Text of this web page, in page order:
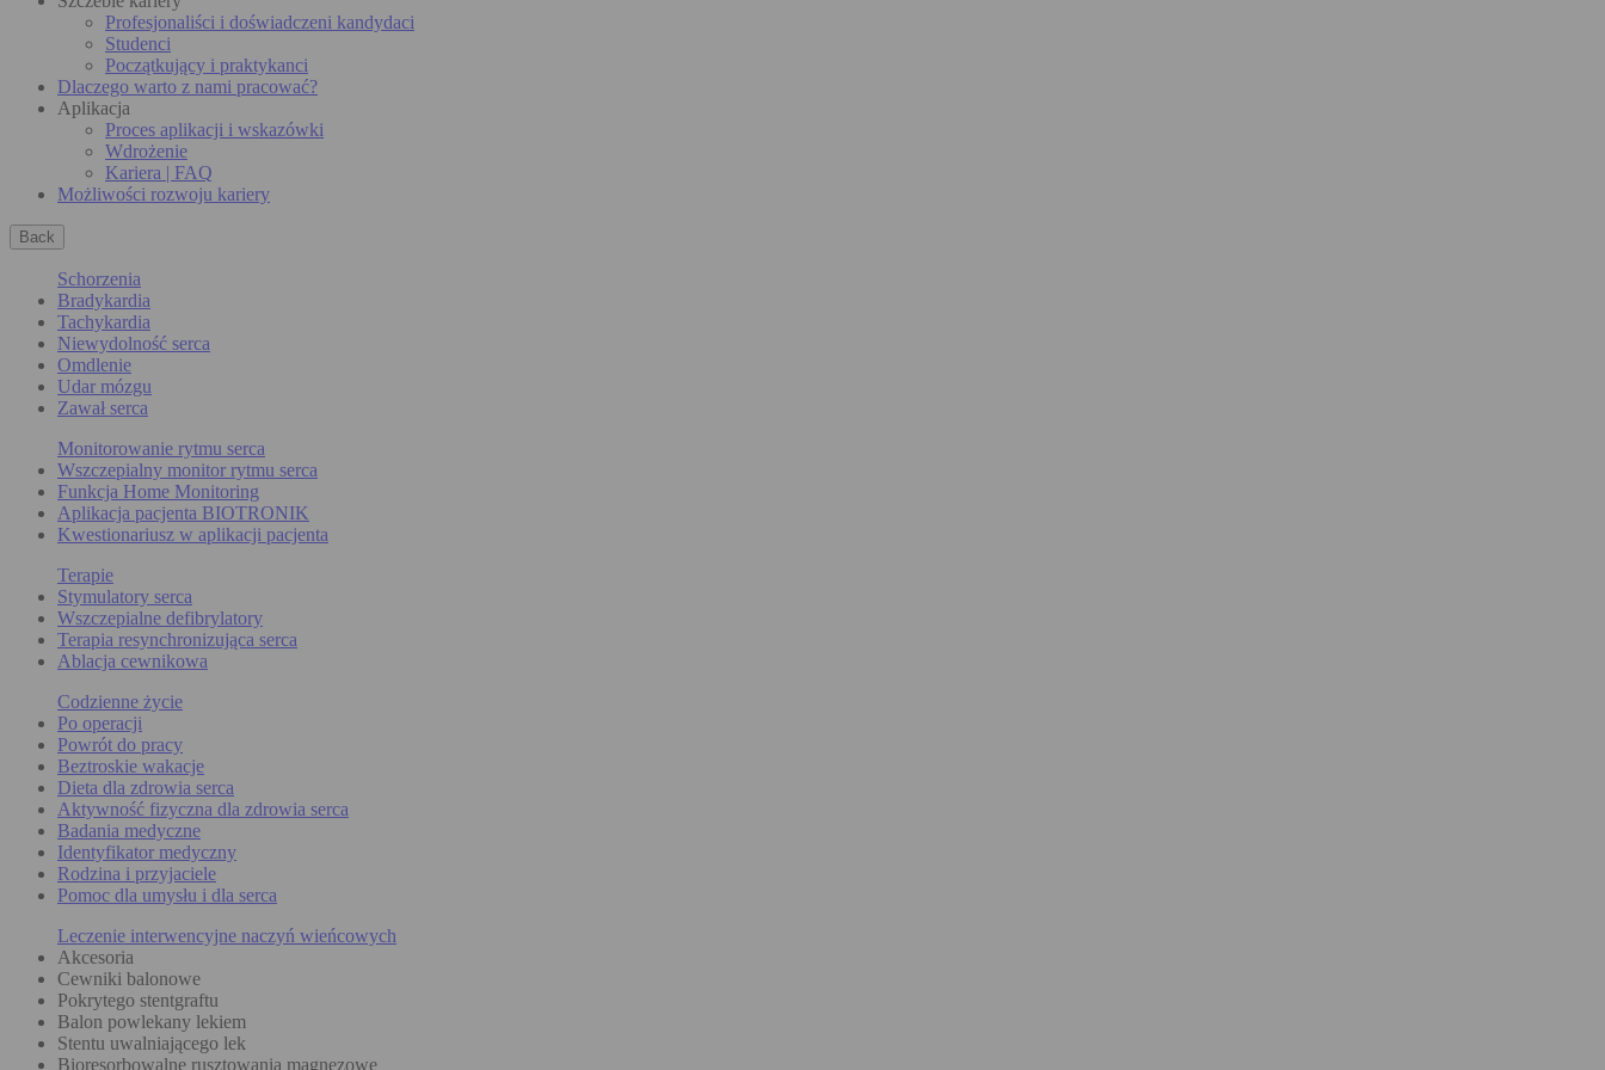
Profesjonaliści i doświadczeni kandydaci
Studenci
Początkujący i praktykanci
Dlaczego warto z nami pracować?
Aplikacja
Proces aplikacji i wskazówki
Wdrożenie
Kariera | FAQ
Możliwości rozwoju kariery
Back
Schorzenia
Bradykardia
Tachykardia
Niewydolność serca
Omdlenie
Udar mózgu
Zawał serca
Monitorowanie rytmu serca
Wszczepialny monitor rytmu serca
Funkcja Home Monitoring
Aplikacja pacjenta BIOTRONIK
Kwestionariusz w aplikacji pacjenta
Terapie
Stymulatory serca
Wszczepialne defibrylatory
Terapia resynchronizująca serca
Ablacja cewnikowa
Codzienne życie
Po operacji
Powrót do pracy
Beztroskie wakacje
Dieta dla zdrowia serca
Aktywność fizyczna dla zdrowia serca
Badania medyczne
Identyfikator medyczny
Rodzina i przyjaciele
Pomoc dla umysłu i dla serca
Leczenie interwencyjne naczyń wieńcowych
Akcesoria
Cewniki balonowe
Pokrytego stentgraftu
Balon powlekany lekiem
Stentu uwalniającego lek
Bioresorbowalne rusztowania magnezowe